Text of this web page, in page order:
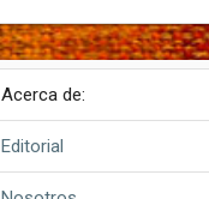
Acerca de:
Editorial